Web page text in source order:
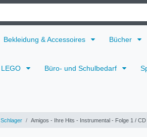
Bekleidung & Accessoires Bücher
LEGO Büro- und Schulbedarf
Schlager Amigos - Ihre Hits - Instrumental - Folge 1 / CD